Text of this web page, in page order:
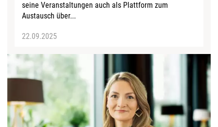
seine Veranstaltungen auch als Plattform zum
Austausch über...
22.09.2025